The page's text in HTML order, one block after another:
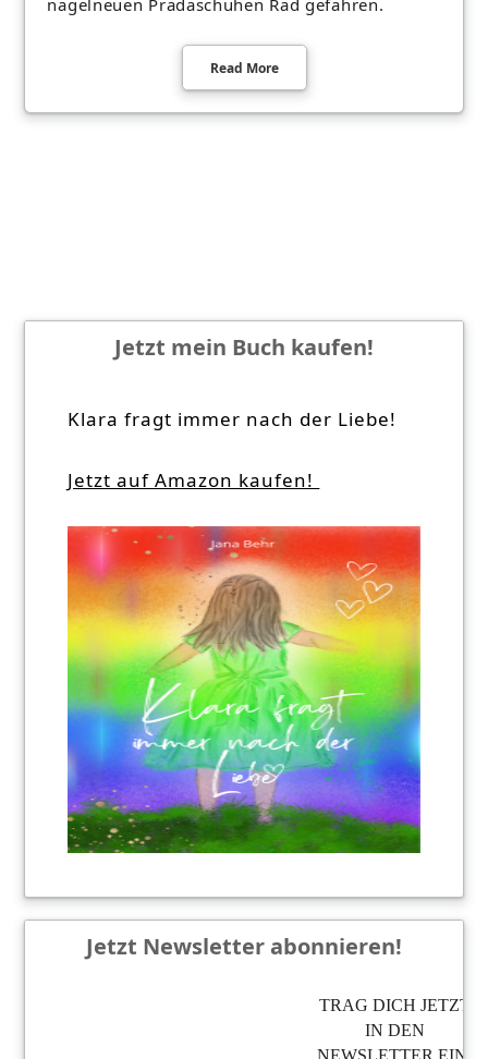
nagelneuen Pradaschuhen Rad gefahren.
Read More
Jetzt mein Buch kaufen!
Klara fragt immer nach der Liebe!
Jetzt auf Amazon kaufen!
Jetzt Newsletter abonnieren!
TRAG DICH JETZT
IN DEN
NEWSLETTER EIN,